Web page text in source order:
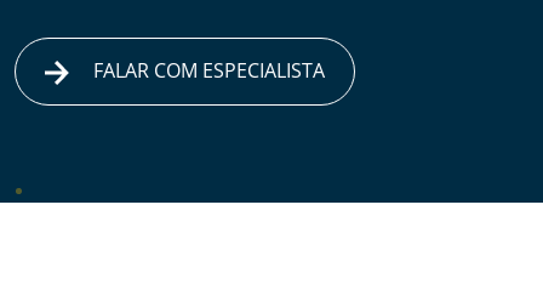
FALAR COM ESPECIALISTA